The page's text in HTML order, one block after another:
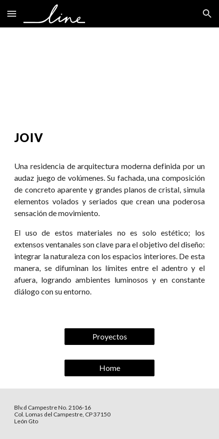
Skip to main content Skip to navigation
JOIV
Una residencia de arquitectura moderna definida por un
audaz juego de volúmenes. Su fachada, una composición
de concreto aparente y grandes planos de cristal, simula
elementos volados y seriados que crean una poderosa
sensación de movimiento.
El uso de estos materiales no es solo estético; los
extensos ventanales son clave para el objetivo del diseño:
integrar la naturaleza con los espacios interiores. De esta
manera, se difuminan los límites entre el adentro y el
afuera, logrando ambientes luminosos y en constante
diálogo con su entorno.
Proyectos
Home
Blv.d Campestre No. 2106-16
Col. Lomas del Campestre, CP 37150
León Gto